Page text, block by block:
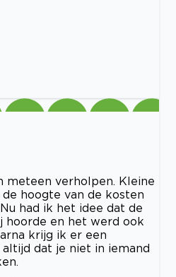
meteen verholpen. Kleine
hoogte van de kosten
had ik het idee dat de
hoorde en het werd ook
krijg ik er een
dat je niet in iemand